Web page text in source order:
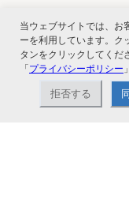
当ウェブサイトでは、お
ーを利用しています。ク
タンをクリックしてくだ
「プライバシーポリシー
拒否する